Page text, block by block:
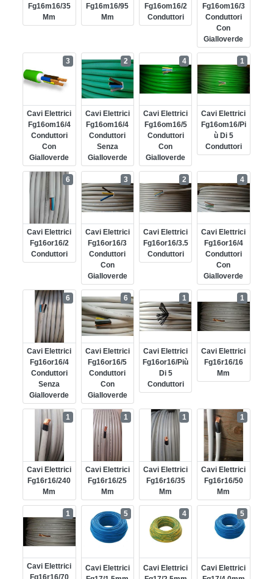
Fg16m16/35
Mm
Fg16m16/95
Mm
Fg16om16/2
Conduttori
Fg16om16/3
Conduttori
Con
Gialloverde
Cavi Elettrici
Fg16om16/4
Conduttori
Con
Gialloverde
3
Cavi Elettrici
Fg16om16/4
Conduttori
Senza
Gialloverde
2
Cavi Elettrici
Fg16om16/5
Conduttori
Con
Gialloverde
4
Cavi Elettrici
Fg16om16/pi
Ù Di 5
Conduttori
1
Cavi Elettrici
Fg16or16/2
Conduttori
6
Cavi Elettrici
Fg16or16/3
Conduttori
Con
Gialloverde
3
Cavi Elettrici
Fg16or16/3.5
Conduttori
2
Cavi Elettrici
Fg16or16/4
Conduttori
Con
Gialloverde
4
Cavi Elettrici
Fg16or16/4
Conduttori
Senza
Gialloverde
6
Cavi Elettrici
Fg16or16/5
Conduttori
Con
Gialloverde
6
Cavi Elettrici
Fg16or16/più
Di 5
Conduttori
1
Cavi Elettrici
Fg16r16/16
Mm
1
Cavi Elettrici
Fg16r16/240
Mm
1
Cavi Elettrici
Fg16r16/25
Mm
1
Cavi Elettrici
Fg16r16/35
Mm
1
Cavi Elettrici
Fg16r16/50
Mm
1
Cavi Elettrici
1
Cavi Elettrici
5
Cavi Elettrici
4
Cavi Elettrici
5